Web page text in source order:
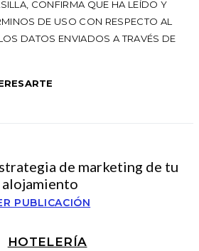
CONFIRMA QUE HA LEÍDO Y
DE USO CON RESPECTO AL
DATOS ENVIADOS A TRAVÉS DE
PUBLICACIÓN
HOTELERÍA